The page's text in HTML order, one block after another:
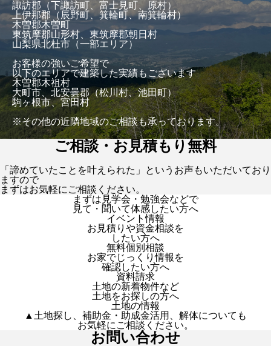
諏訪郡（下諏訪町、富士見町、原村）
上伊那郡（辰野町、箕輪町、南箕輪村）
木曽郡木曽町
東筑摩郡山形村、東筑摩郡朝日村
山梨県北杜市（一部エリア）
お客様の強いご希望で
以下のエリアで建築した実績もございます
木曽郡木祖村
大町市、北安曇郡（松川村、池田町）
駒ヶ根市、宮田村
※その他の近隣地域のご相談も承っております。
ご相談・お見積もり無料
「諦めていたことを叶えられた」というお声もいただいており
ますので
まずはお気軽にご相談ください。
まずは見学会・勉強会などで
見て・聞いて体感したい方へ
イベント情報
お見積りや資金相談を
したい方へ
無料個別相談
お家でじっくり情報を
確認したい方へ
資料請求
土地の新着物件など
土地をお探しの方へ
土地の情報
▲土地探し、補助金・助成金活用、解体についても
お気軽にご相談ください。
お問い合わせ